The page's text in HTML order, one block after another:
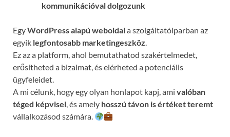
kommunikációvaldolgozunk
EgyWordPress alapú weboldala szolgáltatóiparban az
egyik legfontosabb marketingeszköz.
Ez az a platform, ahol bemutathatod szakértelmedet,
erősítheted a bizalmat, és elérheted a potenciális
ügyfeleidet.
A mi célunk, hogy egy olyan honlapot kapj, ami valóban
téged képvisel, és amely hosszú távon is értéket teremt
vállalkozásod számára.